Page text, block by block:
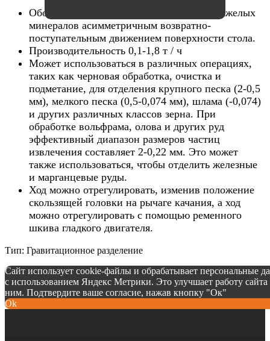
Оборудование для разделения легких и тяжелых
минералов асимметричным возвратно-
поступательным движением поверхности стола.
Производительность 0,1-1,8 т / ч
Может использоваться в различных операциях,
таких как черновая обработка, очистка и
подметание, для отделения крупного песка (2-0,5
мм), мелкого песка (0,5-0,074 мм), шлама (-0,074)
и других различных классов зерна. При
обработке вольфрама, олова и других руд
эффективный диапазон размеров частиц
извлечения составляет 2-0,22 мм. Это может
также использоваться, чтобы отделить железные
и марганцевые руды.
Ход можно отрегулировать, изменив положение
скользящей головки на рычаге качания, а ход
можно отрегулировать с помощью ременного
шкива гладкого двигателя.
Тип: Гравитационное разделение
Сайт использует cookie-файлы и обрабатывает персональные
с использованием Яндекс Метрики. Это улучшает работу сайта
ним. Подтвердите ваше согласие, нажав кнопку "Ок"
Ok